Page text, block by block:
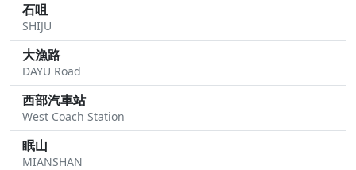
石咀
SHIJU
大漁路
DAYU Road
西部汽車站
West Coach Station
眠山
MIANSHAN